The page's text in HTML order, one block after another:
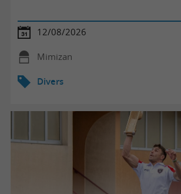
12/08/2026
Mimizan
Divers